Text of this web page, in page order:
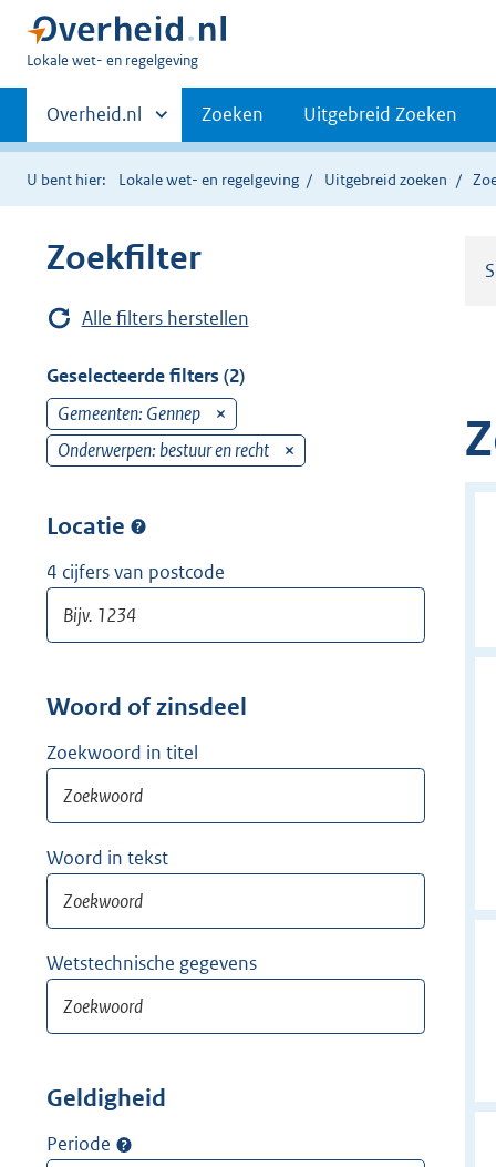
U
hier:
Lokale wet- en regelgeving
Primaire
navigatie
Andere
sites
binnen
Overheid.nl Zoeken Uitgebreid Zoeken
U bent hier: Lokale wet- en regelgeving Uitgebreid zoeken
Zoekfilter
Alle filters herstellen
Geselecteerde filters (2)
Gemeenten: Gennep
e
r
j
d
Onderwerpen: bestuur en recht
Locatie
4 cijfers van postcode
Woord of zinsdeel
Zoekwoord in titel
Woord in tekst
Wetstechnische gegevens
Geldigheid
Periode